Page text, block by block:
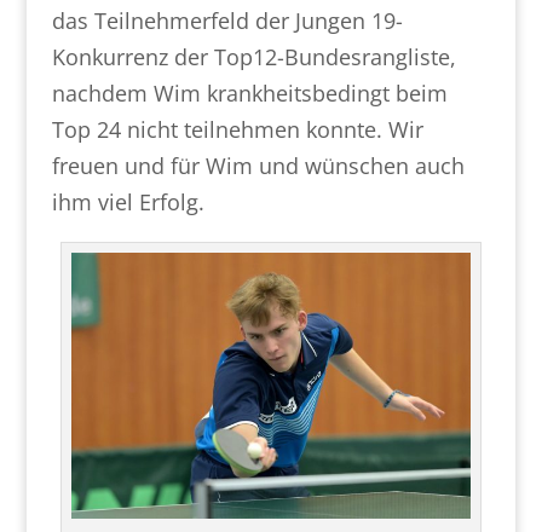
das Teilnehmerfeld der Jungen 19-
Konkurrenz der Top12-Bundesrangliste,
nachdem Wim krankheitsbedingt beim
Top 24 nicht teilnehmen konnte. Wir
freuen und für Wim und wünschen auch
ihm viel Erfolg.